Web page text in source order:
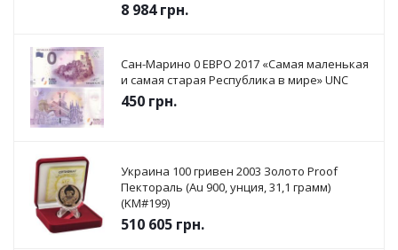
8 984грн.
Сан-Марино 0 ЕВРО 2017 «Самая маленькая
и самая старая Республика в мире» UNC
450 грн.
Украина 100 гривен 2003 Золото Proof
Пектораль (Au 900, унция, 31,1 грамм)
(KM#199)
510 605 грн.